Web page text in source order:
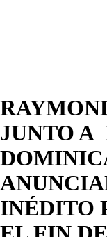
JUNTO A
INÉDITO